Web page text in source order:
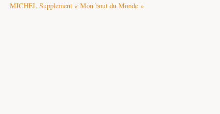
MICHEL Supplement « Mon bout du Monde »